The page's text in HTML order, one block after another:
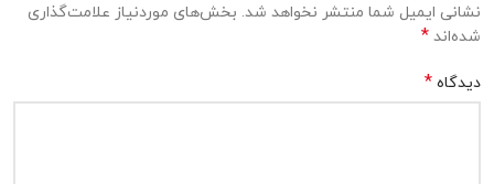
نشانی ایمیل شما منتشر نخواهد شد. بخش‌های موردنیاز علامت‌گذاری
شده‌اند *
دیدگاه *